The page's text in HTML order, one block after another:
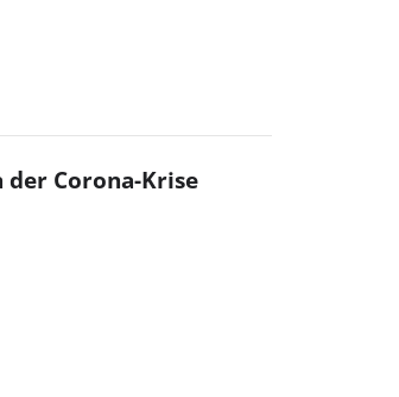
Corona-Krise